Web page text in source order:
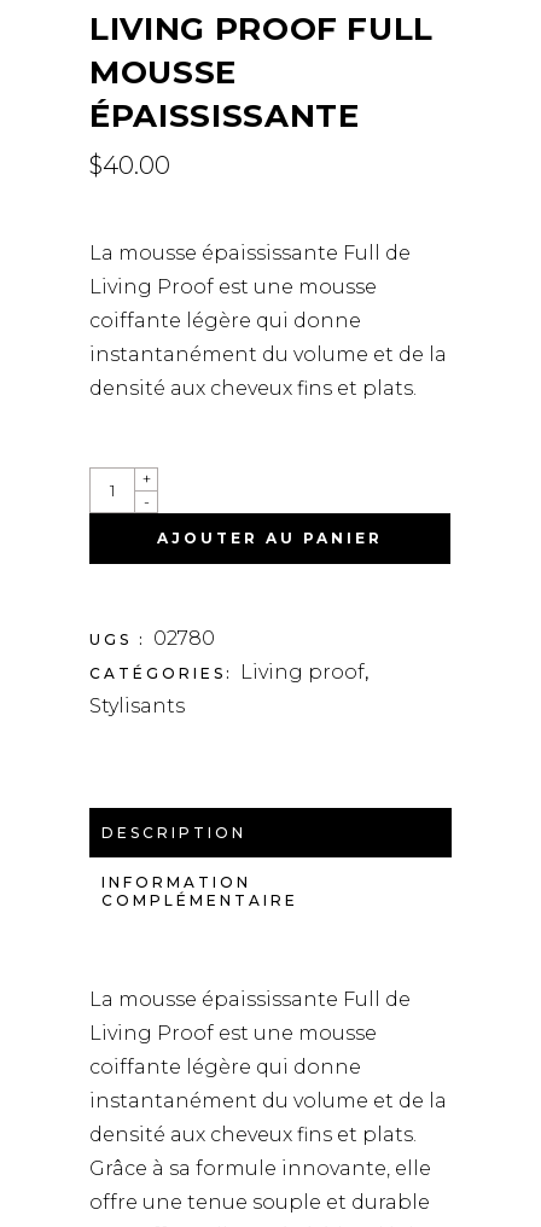
LIVING PROOF FULL
MOUSSE
ÉPAISSISSANTE
$40.00
La mousse épaississante Full de
Living Proof est une mousse
coiffante légère qui donne
instantanément du volume et de la
densité aux cheveux fins et plats.
LIVING
PROOF
FULL
MOUSSE
ÉPAISSISSANTE
QUANTITY
-
+
AJOUTER AU PANIER
UGS : 02780
CATÉGORIES: Living proof,
Stylisants
DESCRIPTION
INFORMATION
COMPLÉMENTAIRE
La mousse épaississante Full de
Living Proof est une mousse
coiffante légère qui donne
instantanément du volume et de la
densité aux cheveux fins et plats.
Grâce à sa formule innovante, elle
offre une tenue souple et durable